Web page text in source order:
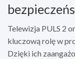
Telewizja PULS 2
kluczową rolę w
Dzięki ich